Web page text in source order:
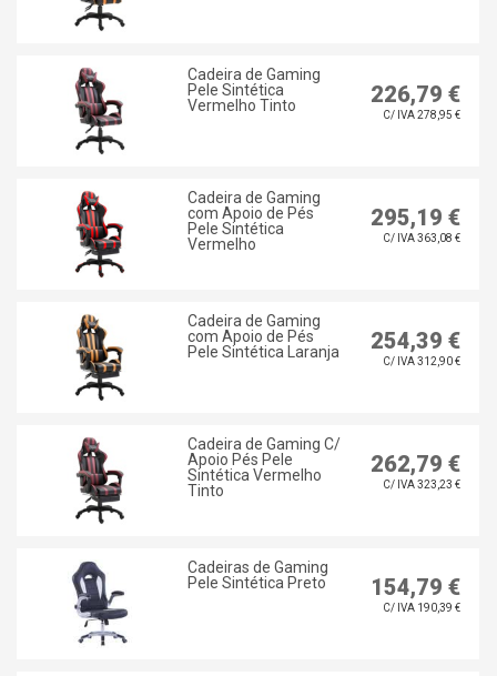
Cadeira de Gaming
Pele Sintética
Vermelho Tinto
226,79 €
C/ IVA 278,95 €
Cadeira de Gaming
com Apoio de Pés
Pele Sintética
Vermelho
295,19 €
C/ IVA 363,08 €
Cadeira de Gaming
com Apoio de Pés
Pele Sintética Laranja
254,39 €
C/ IVA 312,90 €
Cadeira de Gaming C/
Apoio Pés Pele
Sintética Vermelho
Tinto
262,79 €
C/ IVA 323,23 €
Cadeiras de Gaming
Pele Sintética Preto
154,79 €
C/ IVA 190,39 €